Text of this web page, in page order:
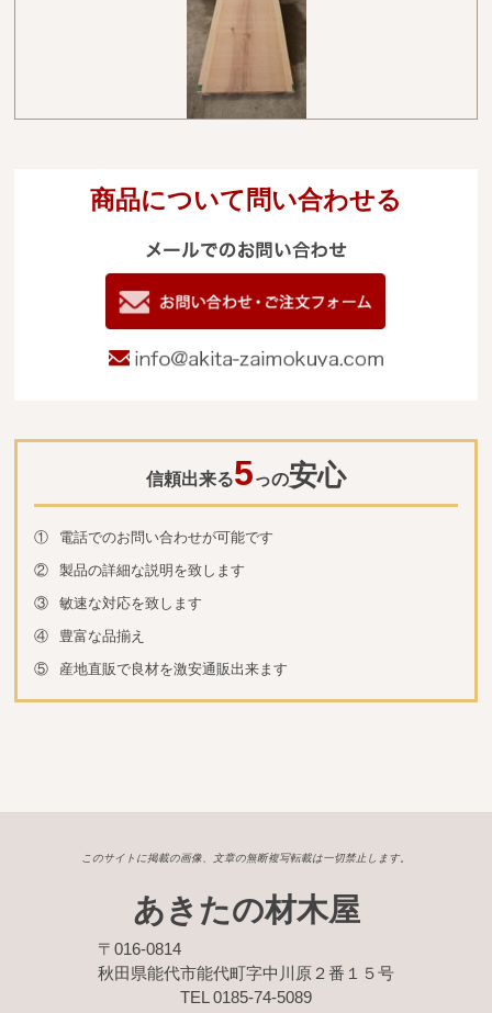
商品について問い合わせる
info@akita-
信頼出来る5っの安心
①
電話でのお問い合わせが可能です
②
製品の詳細な説明を致します
③
敏速な対応を致します
④
豊富な品揃え
⑤
産地直販で良材を激安通販出来ます
このサイトに掲載の画像、文章の無断複写転載は一切禁止します。
あきたの材木屋
〒016-0814
秋田県能代市能代町字中川原２番１５号
TEL 0185-74-5089